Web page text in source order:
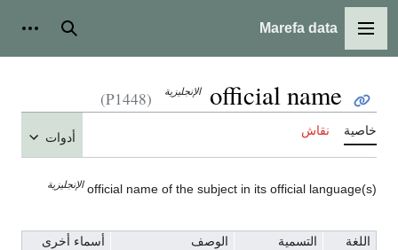
القائمة الرئيسية
Marefa data بحث
official name الإنجليزية (P1448)
خاصية نقاش أدوات
official name of the subject in its official language(s) الإنجليزية
اللغة التسمية الوصف
أسماء أخرى